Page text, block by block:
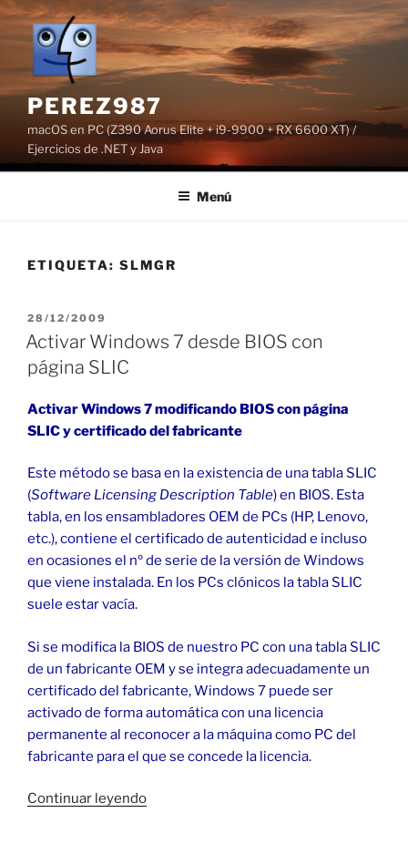
Saltar
contenido
PEREZ987
macOS en PC (Z390 Aorus Elite + i9-9900 + RX 6600 XT) /
Ejercicios de .NET y Java
Menú
ETIQUETA: SLMGR
PUBLICADO
EL
28/12/2009
Activar Windows 7 desde BIOS con
página SLIC
Activar Windows 7 modificando BIOS con página
SLIC y certificado del fabricante
Este método se basa en la existencia de una tabla SLIC
(Software Licensing Description Table) en BIOS. Esta
tabla, en los ensambladores OEM de PCs (HP, Lenovo,
etc.), contiene el certificado de autenticidad e incluso
en ocasiones el nº de serie de la versión de Windows
que viene instalada. En los PCs clónicos la tabla SLIC
suele estar vacía.
Si se modifica la BIOS de nuestro PC con una tabla SLIC
de un fabricante OEM y se integra adecuadamente un
certificado del fabricante, Windows 7 puede ser
activado de forma automática con una licencia
permanente al reconocer a la máquina como PC del
fabricante para el que se concede la licencia.
Continuar leyendo«Activar